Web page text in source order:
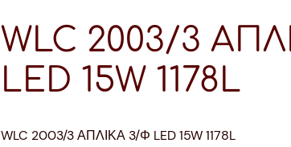
WLC 2003/3
LED 15W 1178L
WLC 2003/3 ΑΠΛΙΚΑ 3/Φ LED 15W 1178L